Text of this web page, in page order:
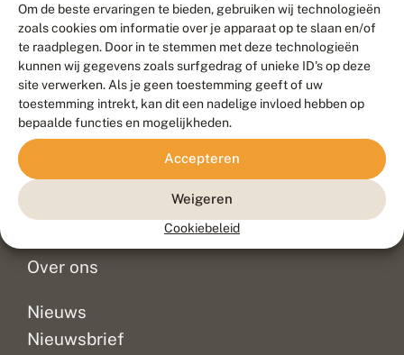
Om de beste ervaringen te bieden, gebruiken wij technologieën
zoals cookies om informatie over je apparaat op te slaan en/of
te raadplegen. Door in te stemmen met deze technologieën
kunnen wij gegevens zoals surfgedrag of unieke ID's op deze
site verwerken. Als je geen toestemming geeft of uw
toestemming intrekt, kan dit een nadelige invloed hebben op
bepaalde functies en mogelijkheden.
Accepteren
Weigeren
Cookiebeleid
Contact
Veelgestelde vragen
Doneer
Over ons
Nieuws
Nieuwsbrief
Meld waarnemingen© 2026 Vlinderstichting
Duurzaam ontwikkeld door
Go2People
, ontworpen door
Blue Field Agency
Privacy
Disclaimer
Sitemap